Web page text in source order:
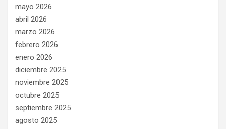
mayo 2026
abril 2026
marzo 2026
febrero 2026
enero 2026
diciembre 2025
noviembre 2025
octubre 2025
septiembre 2025
agosto 2025